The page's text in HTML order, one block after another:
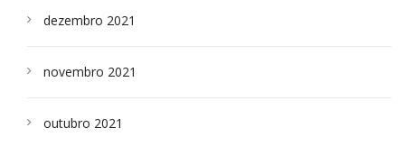
dezembro 2021
novembro 2021
outubro 2021